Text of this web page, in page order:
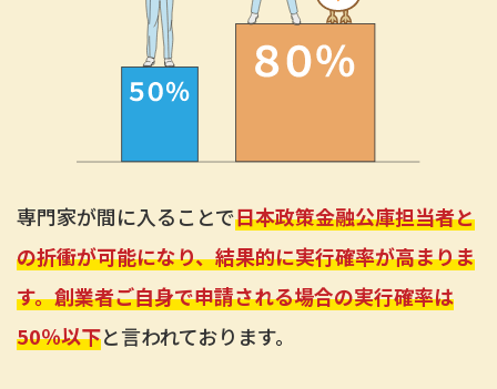
専門家が間に入ることで日本政策金融公庫担当者と
の折衝が可能になり、結果的に実行確率が高まりま
す。創業者ご自身で申請される場合の実行確率は
50％以下と言われております。